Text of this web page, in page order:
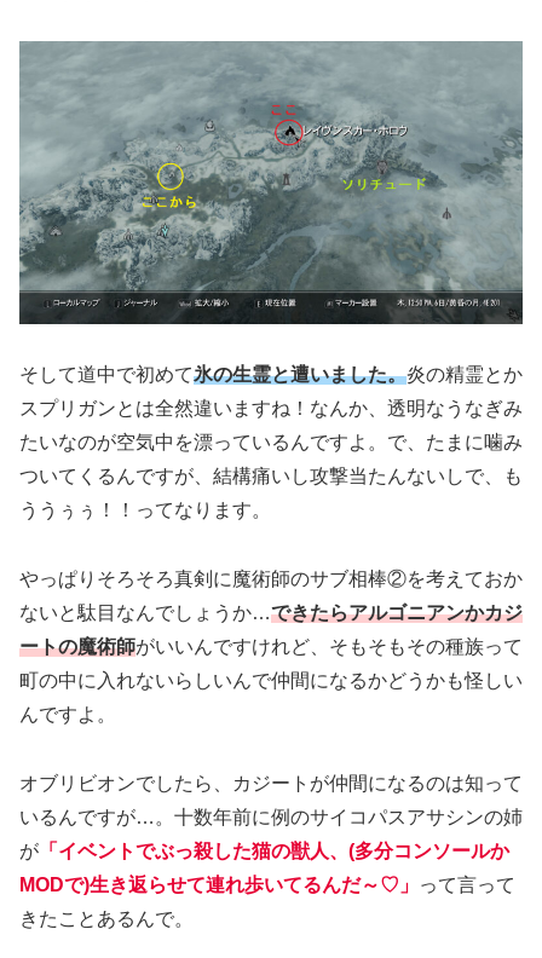
そして道中で初めて氷の生霊と遭いました。炎の精霊とか
スプリガンとは全然違いますね！なんか、透明なうなぎみ
たいなのが空気中を漂っているんですよ。で、たまに噛み
ついてくるんですが、結構痛いし攻撃当たんないしで、も
ううぅぅ！！ってなります。
やっぱりそろそろ真剣に魔術師のサブ相棒②を考えておか
ないと駄目なんでしょうか…できたらアルゴニアンかカジ
ートの魔術師がいいんですけれど、そもそもその種族って
町の中に入れないらしいんで仲間になるかどうかも怪しい
んですよ。
オブリビオンでしたら、カジートが仲間になるのは知って
いるんですが…。十数年前に例のサイコパスアサシンの姉
が 「イベントでぶっ殺した猫の獣人、 (多分コンソールか
MODで)生き返らせて連れ歩いてるんだ～♡」 って言って
きたことあるんで。